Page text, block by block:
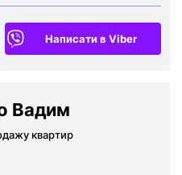
Написати в Viber
Вадим
квартир